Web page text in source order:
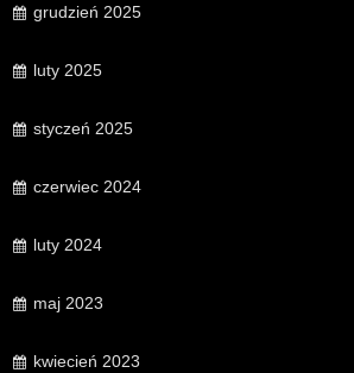
grudzień 2025
luty 2025
styczeń 2025
czerwiec 2024
luty 2024
maj 2023
kwiecień 2023